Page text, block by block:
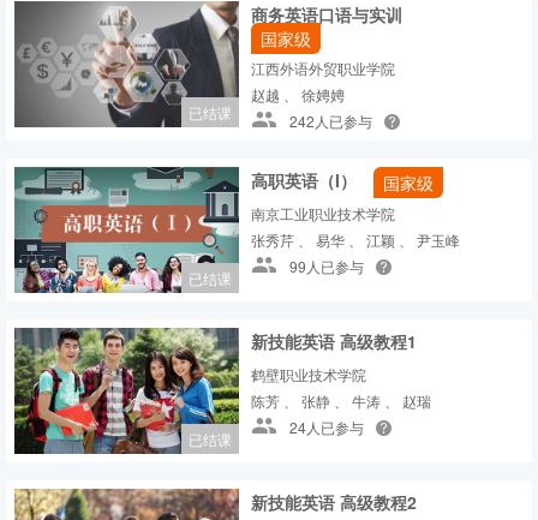
已结课
商务英语口语与实训
国家级
江西外语外贸职业学院
赵越 、 徐娉娉
242人已参与
已结课
高职英语（I） 国家级
南京工业职业技术学院
张秀芹 、 易华 、 江颖 、 尹玉峰
99人已参与
已结课
新技能英语 高级教程1
鹤壁职业技术学院
陈芳 、 张静 、 牛涛 、 赵瑞
24人已参与
新技能英语 高级教程2